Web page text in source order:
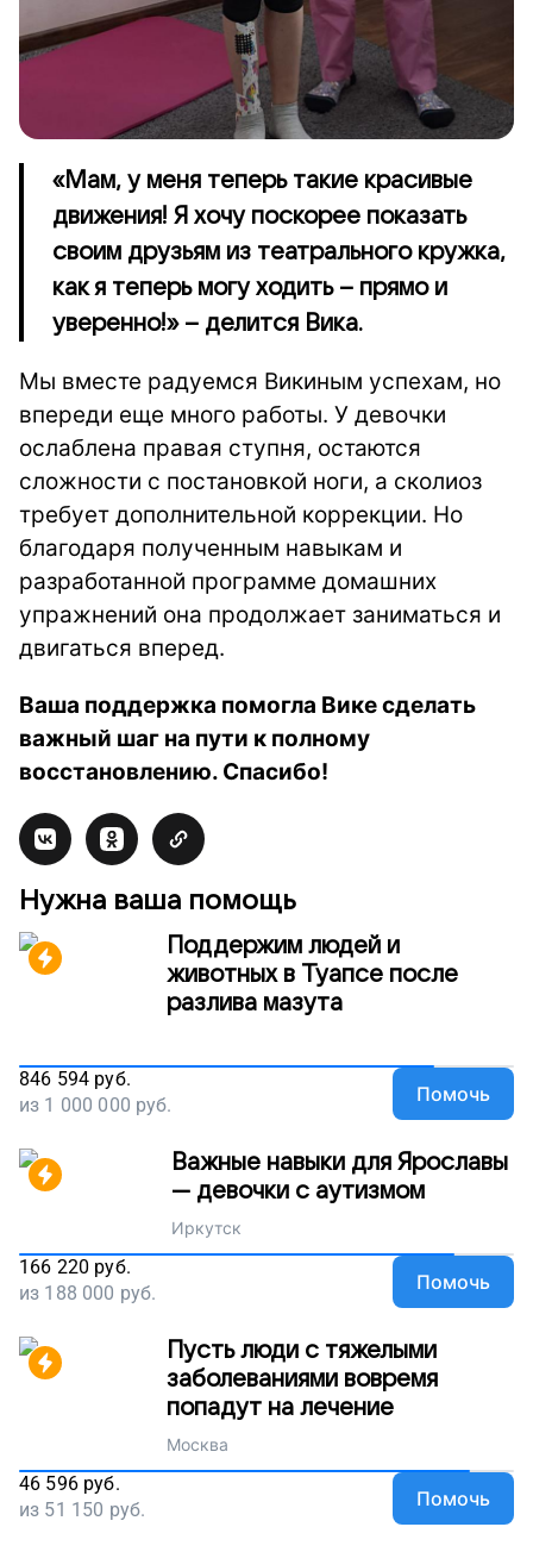
«Мам, у меня теперь такие красивые
движения! Я хочу поскорее показать
своим друзьям из театрального кружка,
как я теперь могу ходить – прямо и
уверенно!» – делится Вика.
Мы вместе радуемся Викиным успехам, но
впереди еще много работы. У девочки
ослаблена правая ступня, остаются
сложности с постановкой ноги, а сколиоз
требует дополнительной коррекции. Но
благодаря полученным навыкам и
разработанной программе домашних
упражнений она продолжает заниматься и
двигаться вперед.
Ваша поддержка помогла Вике сделать
важный шаг на пути к полному
восстановлению. Спасибо!
Нужна ваша помощь
Поддержим людей и
животных в Туапсе после
разлива мазута
846 594 руб.
из 1 000 000 руб. Помочь
Важные навыки для Ярославы
— девочки с аутизмом
Иркутск
166 220 руб.
из 188 000 руб. Помочь
Пусть люди с тяжелыми
заболеваниями вовремя
попадут на лечение
Москва
46 596 руб.
из 51 150 руб. Помочь